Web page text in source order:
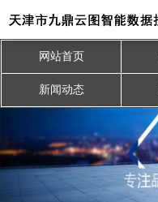
网站首页
新闻动态